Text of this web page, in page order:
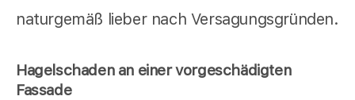
naturgemäß lieber nach Versagungsgründen.
Hagelschaden an einer vorgeschädigten
Fassade